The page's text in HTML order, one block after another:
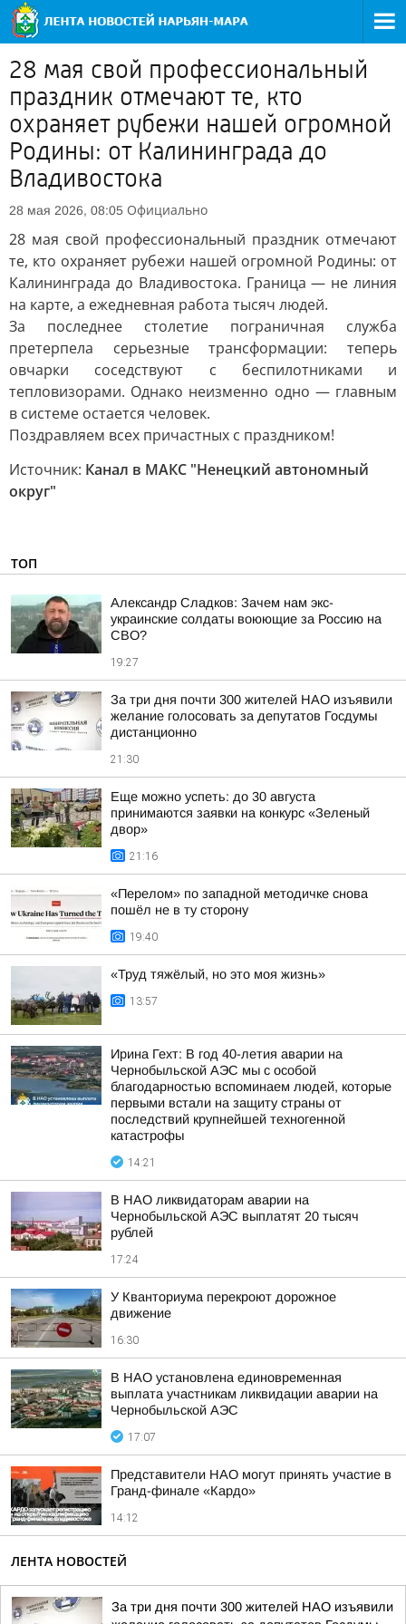
28 мая свой профессиональный
праздник отмечают те, кто
охраняет рубежи нашей огромной
Родины: от Калининграда до
Владивостока
28 мая 2026, 08:05 Официально
28 мая свой профессиональный праздник отмечают
те, кто охраняет рубежи нашей огромной Родины: от
Калининграда до Владивостока. Граница — не линия
на карте, а ежедневная работа тысяч людей.
За последнее столетие пограничная служба
претерпела серьезные трансформации: теперь
овчарки соседствуют с беспилотниками и
тепловизорами. Однако неизменно одно — главным
в системе остается человек.
Поздравляем всех причастных с праздником!
Источник: Канал в МАКС "Ненецкий автономный
округ"
ТОП
Александр Сладков: Зачем нам экс-
украинские солдаты воюющие за Россию на
СВО?
19:27
За три дня почти 300 жителей НАО изъявили
желание голосовать за депутатов Госдумы
дистанционно
21:30
Еще можно успеть: до 30 августа
принимаются заявки на конкурс «Зеленый
двор»
21:16
«Перелом» по западной методичке снова
пошёл не в ту сторону
19:40
«Труд тяжёлый, но это моя жизнь»
13:57
Ирина Гехт: В год 40-летия аварии на
Чернобыльской АЭС мы с особой
благодарностью вспоминаем людей, которые
первыми встали на защиту страны от
последствий крупнейшей техногенной
катастрофы
14:21
В НАО ликвидаторам аварии на
Чернобыльской АЭС выплатят 20 тысяч
рублей
17:24
У Кванториума перекроют дорожное
движение
16:30
В НАО установлена единовременная
выплата участникам ликвидации аварии на
Чернобыльской АЭС
17:07
Представители НАО могут принять участие в
Гранд-финале «Кардо»
14:12
ЛЕНТА НОВОСТЕЙ
За три дня почти 300 жителей НАО изъявили